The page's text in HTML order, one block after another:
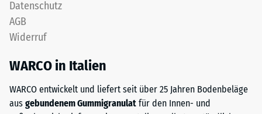
Datenschutz
AGB
Widerruf
WARCO in Italien
WARCO entwickelt und liefert seit über 25 Jahren Bodenbeläge
aus gebundenem Gummigranulat für den Innen- und